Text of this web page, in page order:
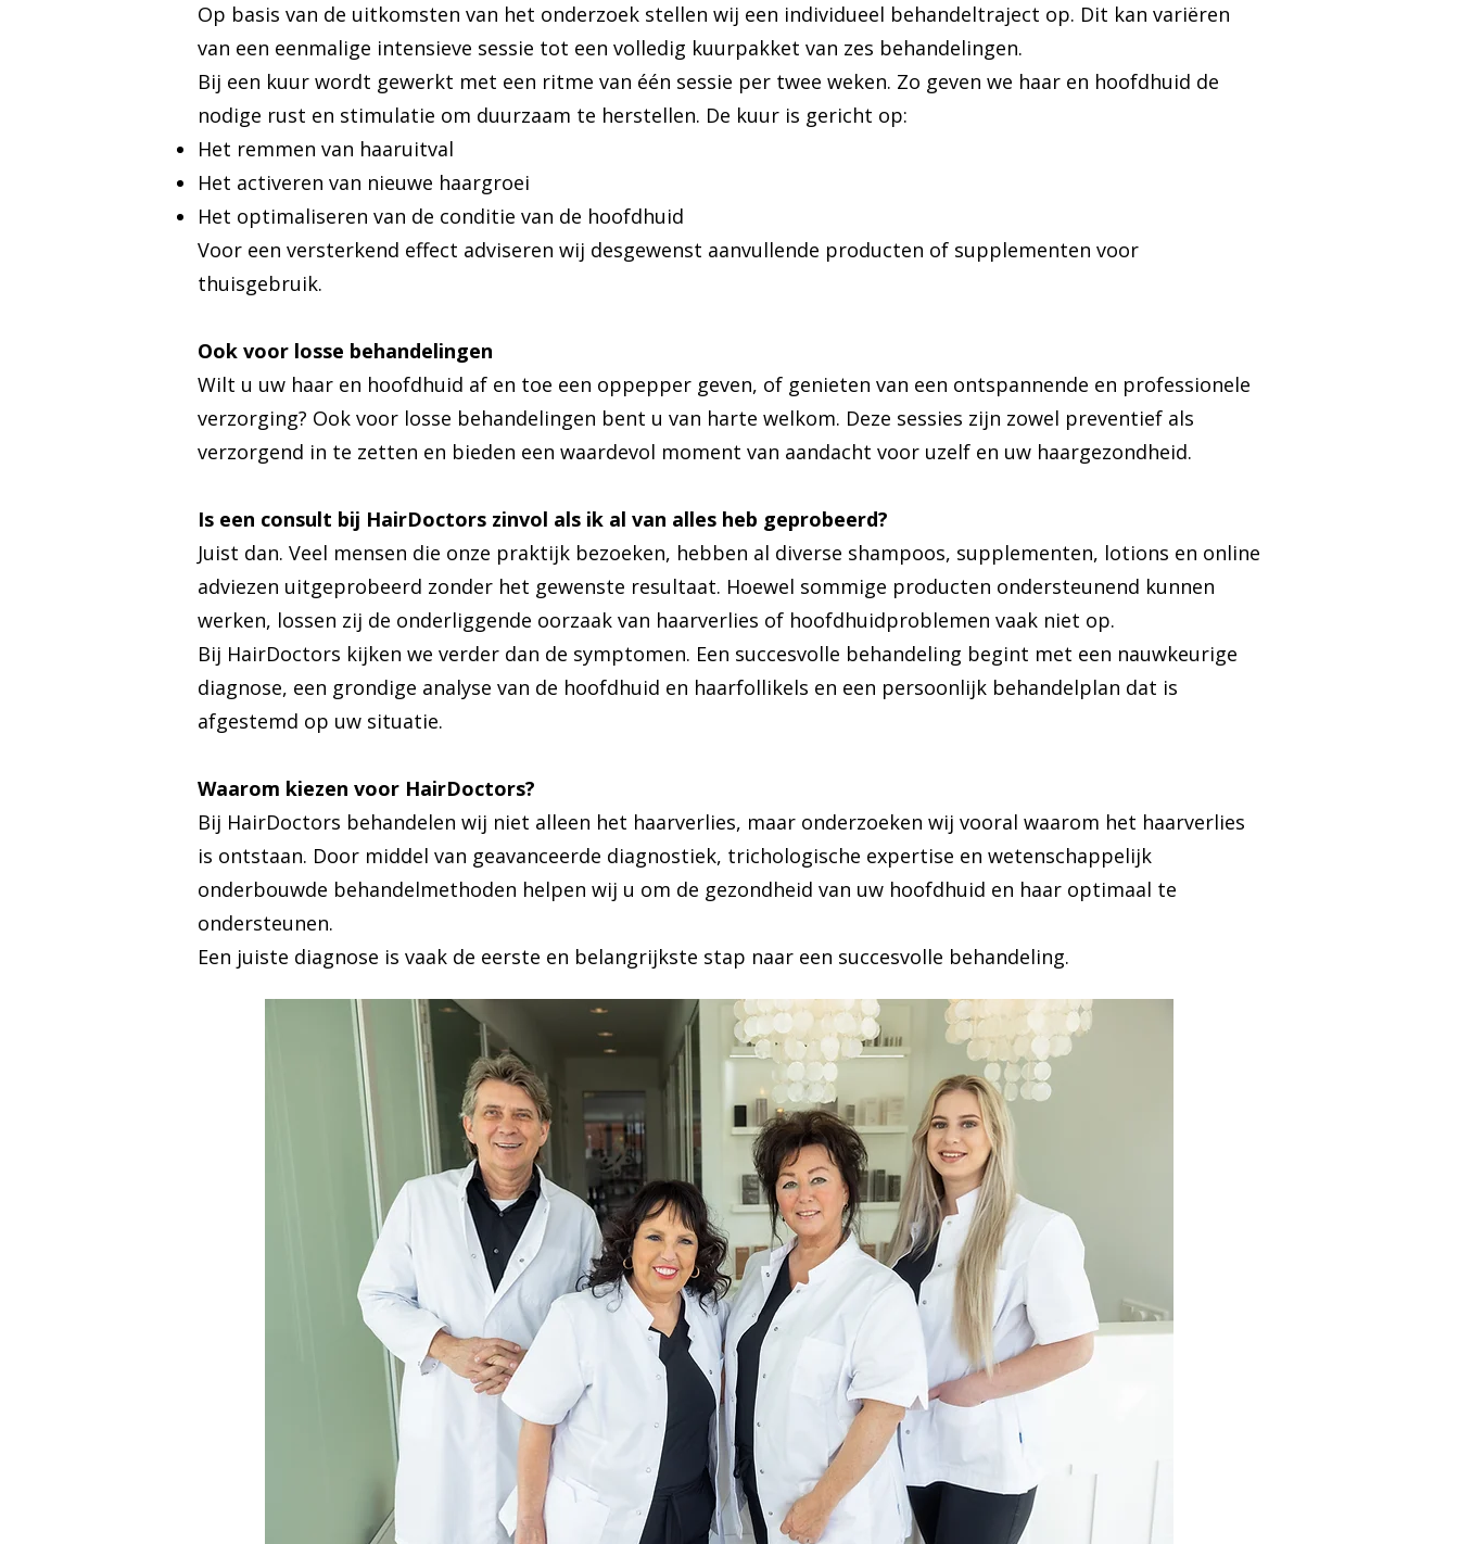
Op basis van de uitkomsten van het onderzoek stellen wij een individueel behandeltraject op. Dit kan variëren
van een eenmalige intensieve sessie tot een volledig kuurpakket van zes behandelingen.
Bij een kuur wordt gewerkt met een ritme van één sessie per twee weken. Zo geven we haar en hoofdhuid de
nodige rust en stimulatie om duurzaam te herstellen. De kuur is gericht op:
Het remmen van haaruitval
Het activeren van nieuwe haargroei
Het optimaliseren van de conditie van de hoofdhuid
Voor een versterkend effect adviseren wij desgewenst aanvullende producten of supplementen voor
thuisgebruik.
Ook voor losse behandelingen
Wilt u uw haar en hoofdhuid af en toe een oppepper geven, of genieten van een ontspannende en professionele
verzorging? Ook voor losse behandelingen bent u van harte welkom. Deze sessies zijn zowel preventief als
verzorgend in te zetten en bieden een waardevol moment van aandacht voor uzelf en uw haargezondheid.
Is een consult bij HairDoctors zinvol als ik al van alles heb geprobeerd?
Juist dan. Veel mensen die onze praktijk bezoeken, hebben al diverse shampoos, supplementen, lotions en online
adviezen uitgeprobeerd zonder het gewenste resultaat. Hoewel sommige producten ondersteunend kunnen
werken, lossen zij de onderliggende oorzaak van haarverlies of hoofdhuidproblemen vaak niet op.
Bij HairDoctors kijken we verder dan de symptomen. Een succesvolle behandeling begint met een nauwkeurige
diagnose, een grondige analyse van de hoofdhuid en haarfollikels en een persoonlijk behandelplan dat is
afgestemd op uw situatie.
Waarom kiezen voor HairDoctors?
Bij HairDoctors behandelen wij niet alleen het haarverlies, maar onderzoeken wij vooral waarom het haarverlies
is ontstaan. Door middel van geavanceerde diagnostiek, trichologische expertise en wetenschappelijk
onderbouwde behandelmethoden helpen wij u om de gezondheid van uw hoofdhuid en haar optimaal te
ondersteunen.
Een juiste diagnose is vaak de eerste en belangrijkste stap naar een succesvolle behandeling.​​